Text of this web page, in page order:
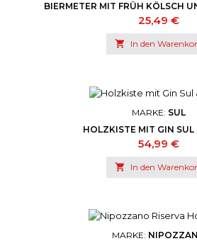
BIERMETER MIT FRÜH KÖLSCH
Preis
25,49 €
 In den
MARKE: SUL
HOLZKISTE MIT GIN SUL
Preis
54,99 €
 In den
MARKE: